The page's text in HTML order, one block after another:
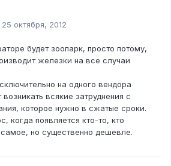
25 октября, 2012
будет зоопарк, просто потому,
железки на все случаи
на одного вендора
всякие затруднения с
которое нужно в сжатые сроки.
когда появляется кто-то, кто
но существенно дешевле.